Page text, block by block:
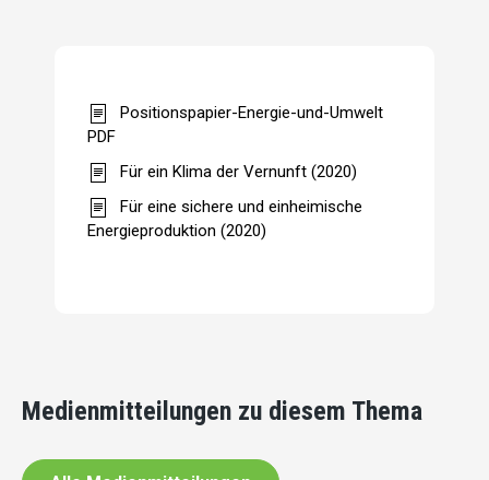
Positionspapier-Energie-und-Umwelt
PDF
Für ein Klima der Vernunft (2020)
Für eine sichere und einheimische
Energieproduktion (2020)
Medienmitteilungen zu diesem Thema